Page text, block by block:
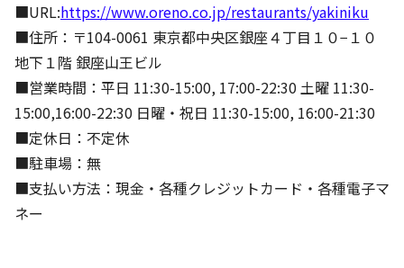
■URL:https://www.oreno.co.jp/restaurants/yakiniku
■住所：〒104-0061 東京都中央区銀座４丁目１０−１０
地下１階 銀座山王ビル
■営業時間：平日 11:30-15:00, 17:00-22:30 土曜 11:30-
15:00,16:00-22:30 日曜・祝日 11:30-15:00, 16:00-21:30
■定休日：不定休
■駐車場：無
■支払い方法：現金・各種クレジットカード・各種電子マ
ネー